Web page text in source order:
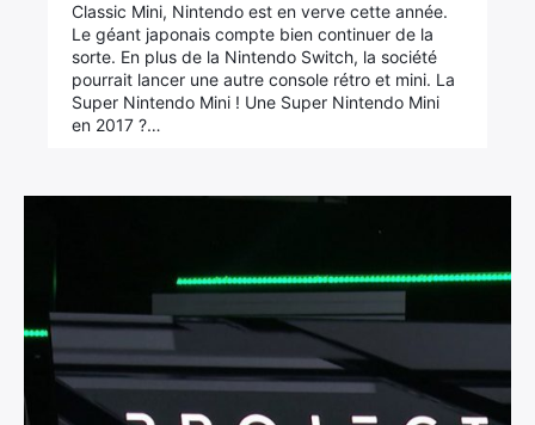
Classic Mini, Nintendo est en verve cette année.
Le géant japonais compte bien continuer de la
sorte. En plus de la Nintendo Switch, la société
pourrait lancer une autre console rétro et mini. La
Super Nintendo Mini ! Une Super Nintendo Mini
en 2017 ?…